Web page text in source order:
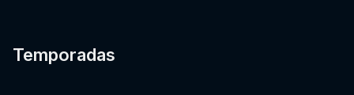
Temporadas